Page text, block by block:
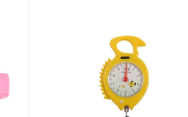
В наличии в пункте
самовывоза